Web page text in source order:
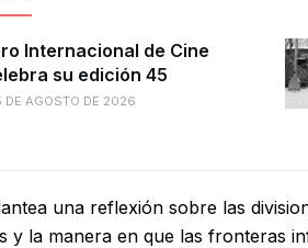
Internacional de Cine
su edición 45
AGOSTO DE 2026
una reflexión sobre las
y la manera en que las fronteras